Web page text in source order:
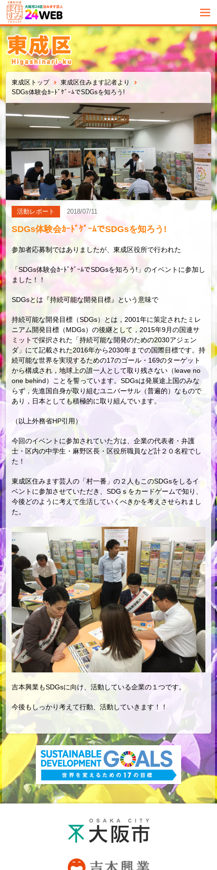
東成区トップ
東成区住みます記者より
SDGs体験会ｶｰﾄﾞｹﾞｰﾑでSDGsを知ろう!
活動レポート 2018/07/11
SDGs体験会ｶｰﾄﾞｹﾞｰﾑでSDGsを知ろう!
参加者応募制ではありましたが、東成区役所で行われた
「SDGs体験会ｶｰﾄﾞｹﾞｰﾑでSDGsを知ろう!」のイベントに参加し
ました！！
SDGsとは『持続可能な開発目標』という意味で
持続可能な開発目標（SDGs）とは，2001年に策定された ミレ
ニアム開発目標（MDGs） の後継として，2015年9月の国連サ
ミットで採択された「持続可能な開発のための2030アジェン
ダ」にて記載された2016年から2030年までの国際目標です。持
続可能な世界を実現するための17のゴール・169のターゲット
から構成され，地球上の誰一人として取り残さない（leave no
one behind）ことを誓っています。SDGsは発展途上国のみな
らず，先進国自身が取り組むユニバーサル（普遍的）なもので
あり，日本としても積極的に取り組んでいます。
（以上外務省HP引用）
今回のイベントに参加されていた方は、企業の代表者・弁護
士・区内の中学生・麻野区長・区役所職員など計２０名程でし
た！
東成区住みます芸人の「村一番」の２人もこのSDGsをしるイ
ベントに参加させていただき、SDGｓをカードゲームで知り、
今後どのように考えて生活していくべきかを考えさせられまし
た。
吉本興業もSDGsに向け、活動している企業の１つです。
今後もしっかり考えて行動、活動していきます！！